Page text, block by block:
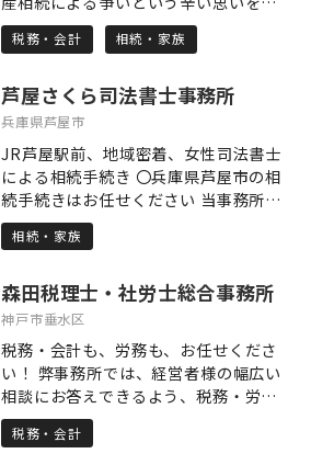
ます。 どの専門家に相談したらいいか
分からない時も、悩みすぎず是非お気
軽にご相談ください。
なさまには経験してもらいたくはあり
ません。このような遺産相続による争
私長嶋の使命だと考えています。
税務・会計 相続・家族
芦屋さくら司法書士事務所
兵庫県芦屋市
JR芦屋駅前、地域密着、女性司法書士
による相続手続き 〇兵庫県芦屋市の相
続手続きはお任せください 当事務所
は、代表司法書士の地元である兵庫県
芦屋市に密着して相続登記等の相続手
す。 地元貢献の想いで司法書士事務所
を経営しており、どなたでも気軽に相
談でき、安心していただける司法書士
事務所を目指しております。 〇相続手
続き内容に応じた、適切な価格設定 当
事務所は、相続手続きの専門家報酬で
よくある、遺産額の◯%という報酬規
定にしておりません。 遺産額の割合で
相続・家族
森田税理士・社労士総合事務所
神戸市垂水区
税務・会計も、労務も、お任せくださ
い！ 弊事務所では、経営者様の幅広い
相談にお答えできるよう、税務・労
務・会計業務を中心に、節税から借入
相談、就業規則見直しまで、豊富な提
税務・会計